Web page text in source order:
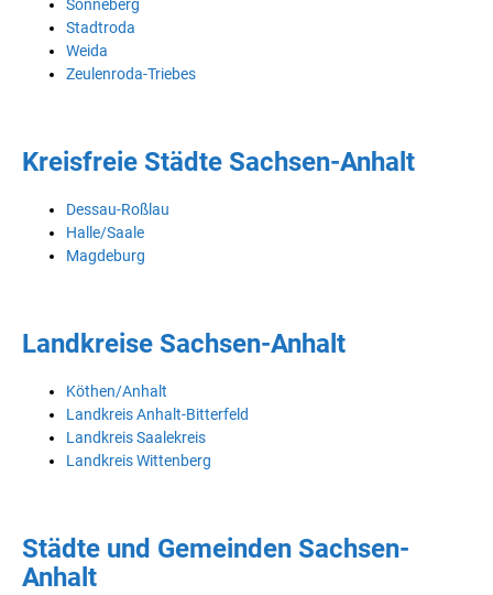
Sonneberg
Stadtroda
Weida
Zeulenroda-Triebes
Kreisfreie Städte Sachsen-Anhalt
Dessau-Roßlau
Halle/Saale
Magdeburg
Landkreise Sachsen-Anhalt
Köthen/Anhalt
Landkreis Anhalt-Bitterfeld
Landkreis Saalekreis
Landkreis Wittenberg
Städte und Gemeinden Sachsen-
Anhalt